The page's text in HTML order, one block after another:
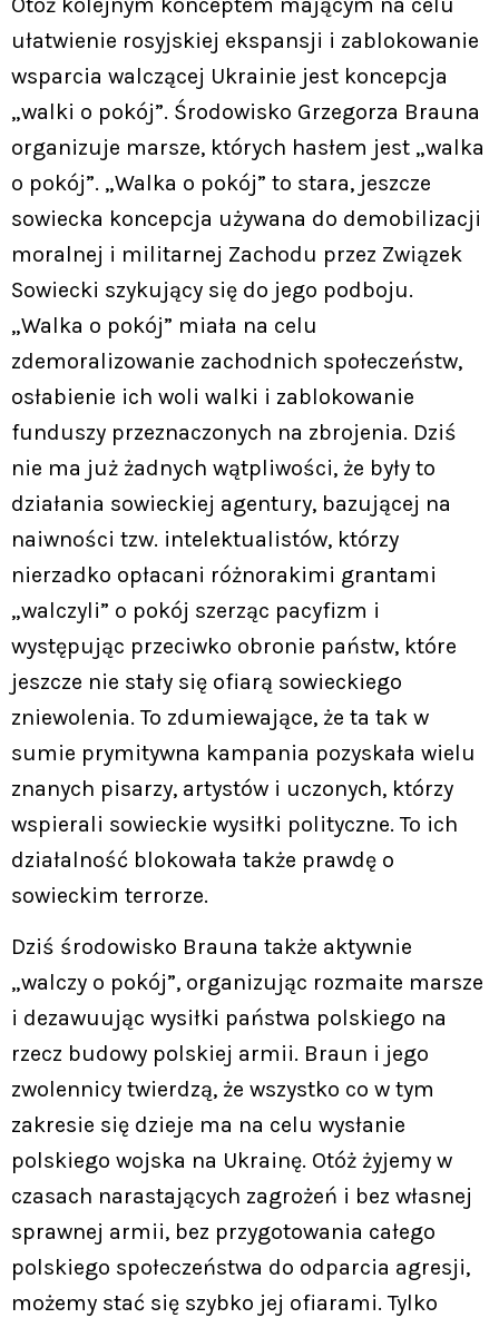
ułatwienie rosyjskiej ekspansji i zablokowanie
wsparcia walczącej Ukrainie jest koncepcja
„walki o pokój”. Środowisko Grzegorza Brauna
organizuje marsze, których hasłem jest „walka
o pokój”. „Walka o pokój” to stara, jeszcze
sowiecka koncepcja używana do demobilizacji
moralnej i militarnej Zachodu przez Związek
Sowiecki szykujący się do jego podboju.
„Walka o pokój” miała na celu
zdemoralizowanie zachodnich społeczeństw,
osłabienie ich woli walki i zablokowanie
funduszy przeznaczonych na zbrojenia. Dziś
nie ma już żadnych wątpliwości, że były to
działania sowieckiej agentury, bazującej na
naiwności tzw. intelektualistów, którzy
nierzadko opłacani różnorakimi grantami
„walczyli” o pokój szerząc pacyfizm i
występując przeciwko obronie państw, które
jeszcze nie stały się ofiarą sowieckiego
zniewolenia. To zdumiewające, że ta tak w
sumie prymitywna kampania pozyskała wielu
znanych pisarzy, artystów i uczonych, którzy
wspierali sowieckie wysiłki polityczne. To ich
działalność blokowała także prawdę o
sowieckim terrorze.
Dziś środowisko Brauna także aktywnie
„walczy o pokój”, organizując rozmaite marsze
i dezawuując wysiłki państwa polskiego na
rzecz budowy polskiej armii. Braun i jego
zwolennicy twierdzą, że wszystko co w tym
zakresie się dzieje ma na celu wysłanie
polskiego wojska na Ukrainę. Otóż żyjemy w
czasach narastających zagrożeń i bez własnej
sprawnej armii, bez przygotowania całego
polskiego społeczeństwa do odparcia agresji,
możemy stać się szybko jej ofiarami. Tylko